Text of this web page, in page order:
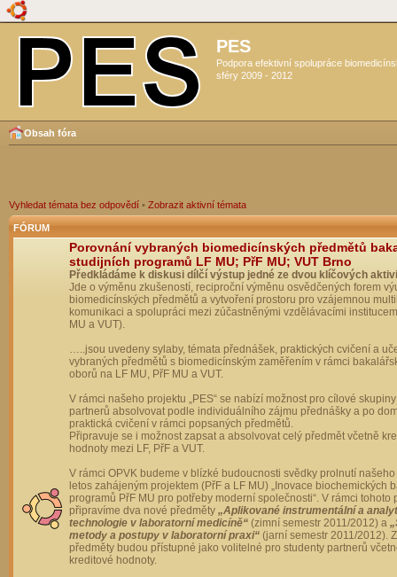
PES
Podpora efektivní spolupráce
sféry 2009 - 2012
Obsah fóra
Vyhledat témata bez odpovědí • Zobrazit aktivní témata
FÓRUM
Porovnání vybraných biomedicínských předmětů
studijních programů LF MU; PřF MU; VUT Brno
Předkládáme k diskusi dílčí výstup jedné ze dvou klíčových
Jde o výměnu zkušeností, reciproční výměnu osvědčených forem
biomedicínských předmětů a vytvoření prostoru pro vzájemnou
komunikaci a spolupráci mezi zúčastněnými vzdělávacími
MU a VUT).
…..jsou uvedeny sylaby, témata přednášek, praktických cvičení a
vybraných předmětů s biomedicínským zaměřením v rámci
oborů na LF MU, PřF MU a VUT.
V rámci našeho projektu „PES“ se nabízí možnost pro cílové
partnerů absolvovat podle individuálního zájmu přednášky a po
praktická cvičení v rámci popsaných předmětů.
Připravuje se i možnost zapsat a absolvovat celý předmět včetně
hodnoty mezi LF, PřF a VUT.
V rámci OPVK budeme v blízké budoucnosti svědky prolnutí
letos zahájeným projektem (PřF a LF MU) „Inovace biochemických
programů PřF MU pro potřeby moderní společnosti“. V rámci tohoto
připravíme dva nové předměty „Aplikované instrumentální a
technologie v laboratorní medicíně“ (zimní semestr 2011/2012) a
metody a postupy v laboratorní praxi“ (jarní semestr 2011/2012).
předměty budou přístupné jako volitelné pro studenty partnerů
kreditové hodnoty.